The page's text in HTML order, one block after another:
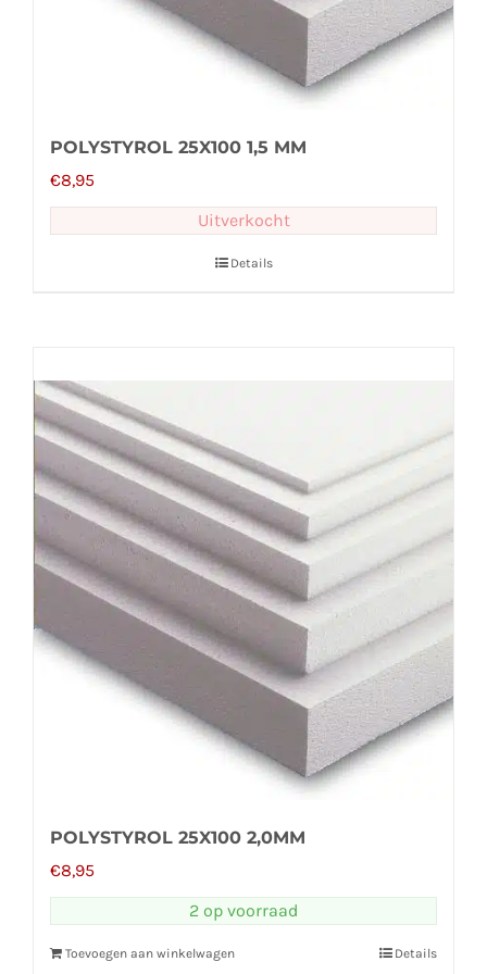
POLYSTYROL 25X100 1,5 MM
€8,95
Uitverkocht
Details
POLYSTYROL 25X100 2,0MM
€8,95
2 op voorraad
Toevoegen aan winkelwagen Details